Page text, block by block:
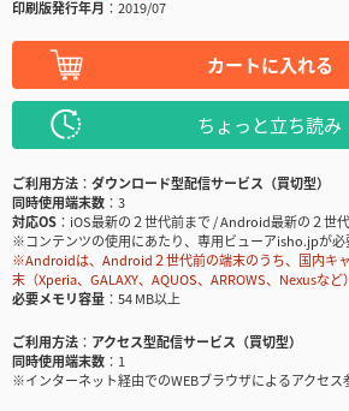
印刷版発行年月
2019/07
カートに入れる
ちょっと立ち読み
ご利用方法
ダウンロード型配信サービス（買切型）
同時使用端末数
3
対応OS
iOS最新の２世代前まで / Android最新の２世
※コンテンツの使用にあたり、専用ビューアisho.jpが必
※Androidは、Android２世代前の端末のうち、国内キ
末（Xperia、GALAXY、AQUOS、ARROWS、Nexusな
必要メモリ容量
54 MB以上
ご利用方法
アクセス型配信サービス（買切型）
同時使用端末数
1
※インターネット経由でのWEBブラウザによるアクセス